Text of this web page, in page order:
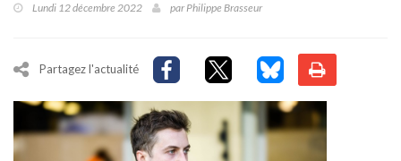
Lundi 12 décembre 2022 parPhilippe Brasseur
Partagez l'actualité